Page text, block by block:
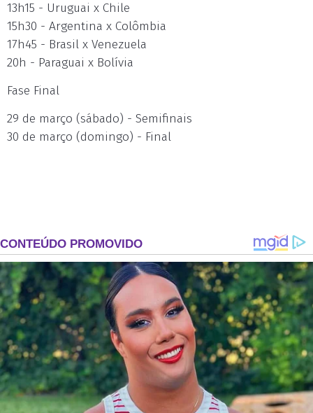
13h15 - Uruguai x Chile
15h30 - Argentina x Colômbia
17h45 - Brasil x Venezuela
20h - Paraguai x Bolívia
Fase Final
29 de março (sábado) - Semifinais
30 de março (domingo) - Final